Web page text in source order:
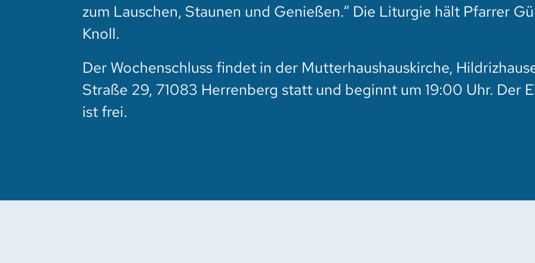
zum Lauschen, Staunen und Genießen.“ Die Liturgie hält Pfarrer
Knoll.
Der Wochenschluss findet in der Mutterhaushauskirche,
Straße 29, 71083 Herrenberg statt und beginnt um 19:00 Uhr. Der
ist frei.